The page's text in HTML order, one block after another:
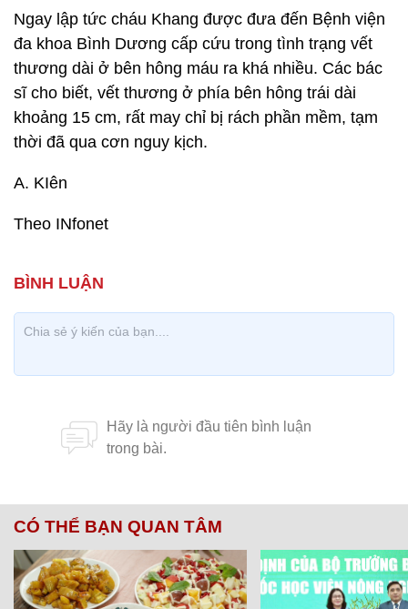
Ngay lập tức cháu Khang được đưa đến Bệnh viện
đa khoa Bình Dương cấp cứu trong tình trạng vết
thương dài ở bên hông máu ra khá nhiều. Các bác
sĩ cho biết, vết thương ở phía bên hông trái dài
khoảng 15 cm, rất may chỉ bị rách phần mềm, tạm
thời đã qua cơn nguy kịch.
A. KIên
Theo INfonet
CÓ THỂ BẠN QUAN TÂM